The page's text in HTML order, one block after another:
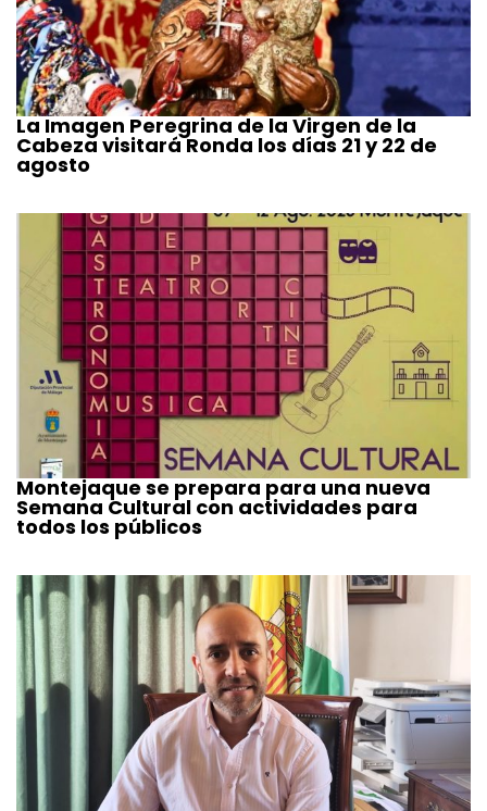
La Imagen Peregrina de la Virgen de la
Cabeza visitará Ronda los días 21 y 22 de
agosto
Montejaque se prepara para una nueva
Semana Cultural con actividades para
todos los públicos